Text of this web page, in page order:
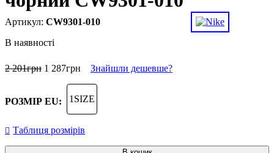
CW9301-010
В наявності
2 201грн 1 287грн Знайшли дешевше?
РОЗМІР EU: 1SIZE
Таблиця розмірів